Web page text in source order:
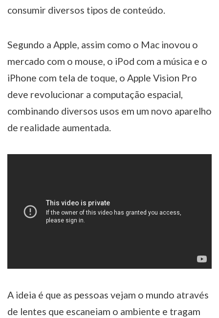
consumir diversos tipos de conteúdo.
Segundo a Apple, assim como o Mac inovou o
mercado com o mouse, o iPod com a música e o
iPhone com tela de toque, o Apple Vision Pro
deve revolucionar a computação espacial,
combinando diversos usos em um novo aparelho
de realidade aumentada.
A ideia é que as pessoas vejam o mundo através
de lentes que escaneiam o ambiente e tragam